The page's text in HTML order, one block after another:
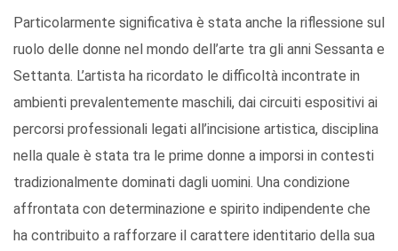
Particolarmente significativa è stata anche la riflessione sul
ruolo delle donne nel mondo dell’arte tra gli anni Sessanta e
Settanta. L’artista ha ricordato le difficoltà incontrate in
ambienti prevalentemente maschili, dai circuiti espositivi ai
percorsi professionali legati all’incisione artistica, disciplina
nella quale è stata tra le prime donne a imporsi in contesti
tradizionalmente dominati dagli uomini. Una condizione
affrontata con determinazione e spirito indipendente che
ha contribuito a rafforzare il carattere identitario della sua